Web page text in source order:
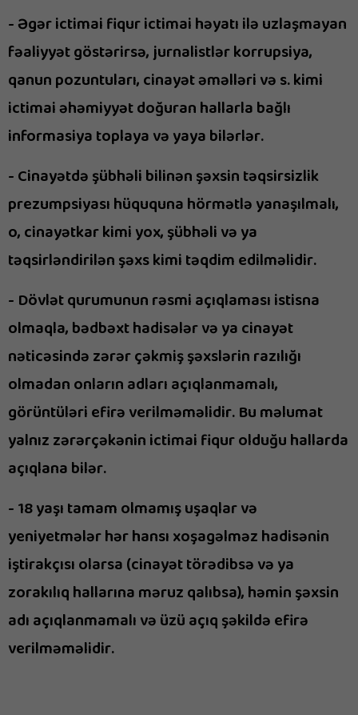
- Əgər ictimai fiqur ictimai həyatı ilə uzlaşmayan
fəaliyyət göstərirsə, jurnalistlər korrupsiya,
qanun pozuntuları, cinayət əməlləri və s. kimi
ictimai əhəmiyyət doğuran hallarla bağlı
informasiya toplaya və yaya bilərlər.
- Cinayətdə şübhəli bilinən şəxsin təqsirsizlik
prezumpsiyası hüququna hörmətlə yanaşılmalı,
o, cinayətkar kimi yox, şübhəli və ya
təqsirləndirilən şəxs kimi təqdim edilməlidir.
- Dövlət qurumunun rəsmi açıqlaması istisna
olmaqla, bədbəxt hadisələr və ya cinayət
nəticəsində zərər çəkmiş şəxslərin razılığı
olmadan onların adları açıqlanmamalı,
görüntüləri efirə verilməməlidir. Bu məlumat
yalnız zərərçəkənin ictimai fiqur olduğu hallarda
açıqlana bilər.
- 18 yaşı tamam olmamış uşaqlar və
yeniyetmələr hər hansı xoşagəlməz hadisənin
iştirakçısı olarsa (cinayət törədibsə və ya
zorakılıq hallarına məruz qalıbsa), həmin şəxsin
adı açıqlanmamalı və üzü açıq şəkildə efirə
verilməməlidir.